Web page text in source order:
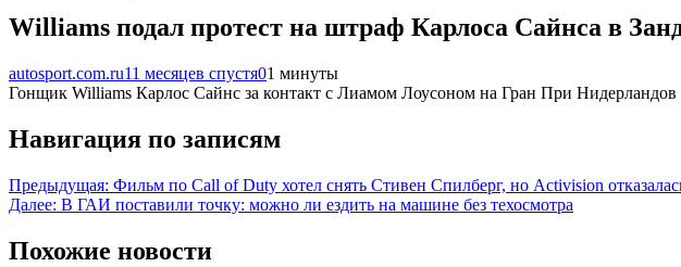
Williams подал протест на штраф Карлоса Сайнса в
autosport.com.ru11 месяцев спустя01 минуты
Гонщик Williams Карлос Сайнс за контакт с Лиамом Лоусоном на Гран При
Навигация по записям
Предыдущая: Фильм по Call of Duty хотел снять Стивен Спилберг, но Activision
Далее: В ГАИ поставили точку: можно ли ездить на машине без техосмотра
Похожие новости